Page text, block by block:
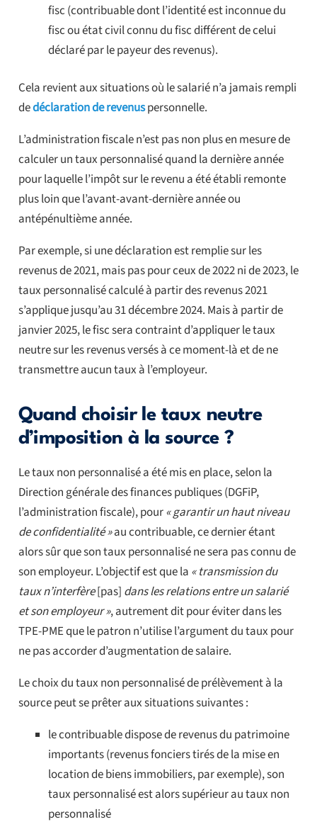
fisc (contribuable dont l’identité est inconnue du
fisc ou état civil connu du fisc différent de celui
déclaré par le payeur des revenus).
Cela revient aux situations où le salarié n’a jamais rempli
dedéclaration de revenuspersonnelle.
L’administration fiscale n’est pas non plus en mesure de
calculer un taux personnalisé quand la dernière année
pour laquelle l’impôt sur le revenu a été établi remonte
plus loin que l’avant-avant-dernière année ou
antépénultième année.
Par exemple, si une déclaration est remplie sur les
revenus de 2021, mais pas pour ceux de 2022 ni de 2023, le
taux personnalisé calculé à partir des revenus 2021
s’applique jusqu’au 31 décembre 2024. Mais à partir de
janvier 2025, le fisc sera contraint d’appliquer le taux
neutre sur les revenus versés à ce moment-là et de ne
transmettre aucun taux à l’employeur.
Quand choisir le taux neutre
d’imposition à la source ?
Le taux non personnalisé a été mis en place, selon la
Direction générale des finances publiques (DGFiP,
l’administration fiscale), pour« garantir un haut niveau
de confidentialité »au contribuable, ce dernier étant
alors sûr que son taux personnalisé ne sera pas connu de
son employeur. L’objectif est que la « transmission du
taux n’interfère[pas] dans les relations entre un salarié
et son employeur », autrement dit pour éviter dans les
TPE-PME que le patron n’utilise l’argument du taux pour
ne pas accorder d’augmentation de salaire.
Le choix du taux non personnalisé de prélèvement à la
source peut se prêter aux situations suivantes :
le contribuable dispose de revenus du patrimoine
importants (revenus fonciers tirés de la mise en
location de biens immobiliers, par exemple), son
taux personnalisé est alors supérieur au taux non
personnalisé